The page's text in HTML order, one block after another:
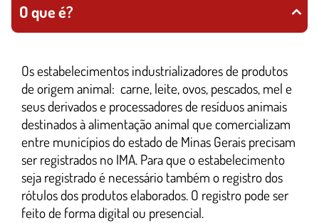
O que é?
Os estabelecimentos industrializadores de produtos
de origem animal: carne, leite, ovos, pescados, mel e
seus derivados e processadores de resíduos animais
destinados à alimentação animal que comercializam
entre municípios do estado de Minas Gerais precisam
ser registrados no IMA. Para que o estabelecimento
seja registrado é necessário também o registro dos
rótulos dos produtos elaborados. O registro pode ser
feito de forma digital ou presencial.